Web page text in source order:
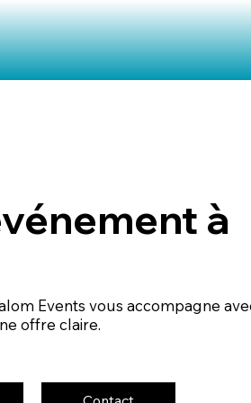
à
Events vous accompagne
offre claire.